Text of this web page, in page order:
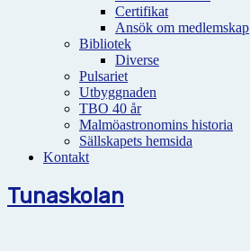
Certifikat
Ansök om medlemskap
Bibliotek
Diverse
Pulsariet
Utbyggnaden
TBO 40 år
Malmöastronomins historia
Sällskapets hemsida
Kontakt
Tunaskolan